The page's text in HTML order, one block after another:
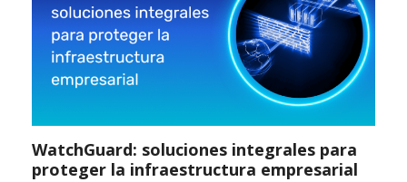
WatchGuard: soluciones integrales para
proteger la infraestructura empresarial